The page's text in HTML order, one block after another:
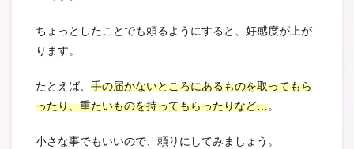
ちょっとしたことでも頼るようにすると、好感度が上が
ります。
たとえば、 手の届かないところにあるものを取ってもら
ったり、重たいものを持ってもらったりなど…。
小さな事でもいいので、頼りにしてみましょう。